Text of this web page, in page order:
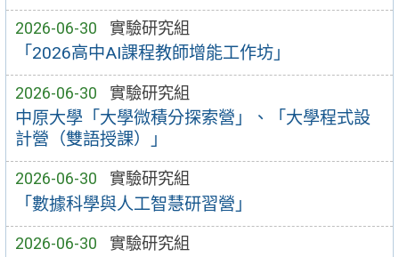
2026-06-30 實驗研究組
「2026高中AI課程教師增能工作坊」
2026-06-30 實驗研究組
中原大學「大學微積分探索營」、「大學程式設
計營（雙語授課）」
2026-06-30 實驗研究組
「數據科學與人工智慧研習營」
2026-06-30 實驗研究組